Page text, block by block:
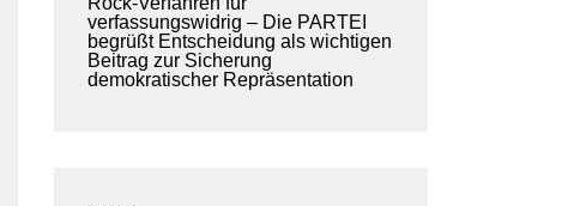
verfassungswidrig – Die PARTEI
begrüßt Entscheidung als wichtigen
Beitrag zur Sicherung
demokratischer Repräsentation